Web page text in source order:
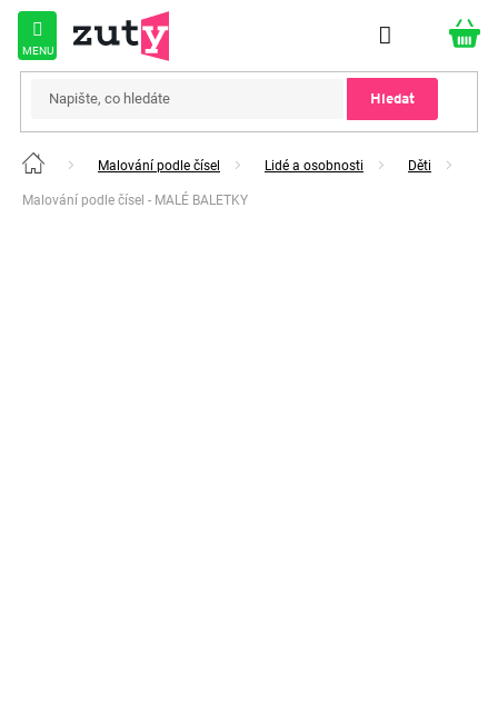
Přejít
obsah
Hledat
Domů Malování podle čísel Lidé a osobnosti Děti
Malování podle čísel - MALÉ BALETKY